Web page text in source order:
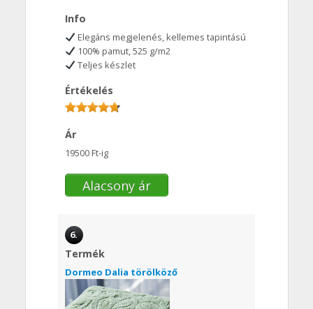
Info
Elegáns megjelenés, kellemes tapintású
100% pamut, 525 g/m2
Teljes készlet
Értékelés
Ár
19500 Ft-ig
Alacsony ár
6.
Termék
Dormeo Dalia törölköző